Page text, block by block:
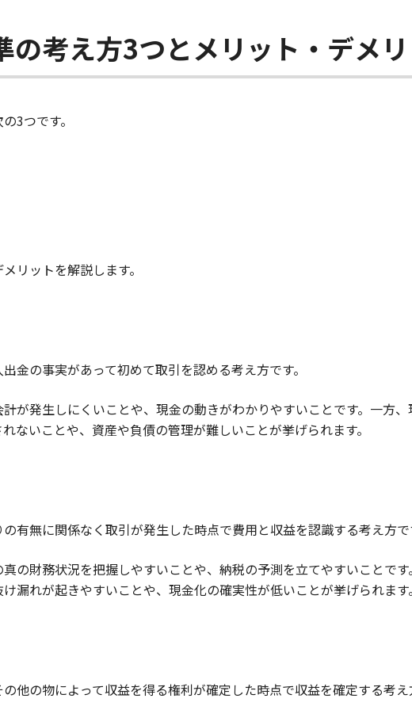
の考え方3つとメリット・デメ
3つです。
リットを解説します。
金の事実があって初めて取引を認める考え方です。
が発生しにくいことや、現金の動きがわかりやすいことです。一方
ないことや、資産や負債の管理が難しいことが挙げられます。
有無に関係なく取引が発生した時点で費用と収益を認識する考え方で
の財務状況を把握しやすいことや、納税の予測を立てやすいことで
漏れが起きやすいことや、現金化の確実性が低いことが挙げられます
他の物によって収益を得る権利が確定した時点で収益を確定する考え